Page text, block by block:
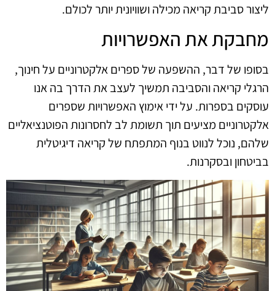
ליצור סביבת קריאה מכילה ושוויונית יותר לכולם.
מחבקת את האפשרויות
בסופו של דבר, ההשפעה של ספרים אלקטרוניים על חינוך,
הרגלי קריאה והסביבה תמשיך לעצב את הדרך בה אנו
עוסקים בספרות. על ידי אימוץ האפשרויות שספרים
אלקטרוניים מציעים תוך תשומת לב לחסרונות הפוטנציאליים
שלהם, נוכל לנווט בנוף המתפתח של קריאה דיגיטלית
בביטחון ובסקרנות.